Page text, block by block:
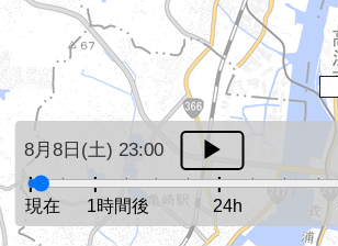
8月8日(土) 23:00
現在 1時間後 24h